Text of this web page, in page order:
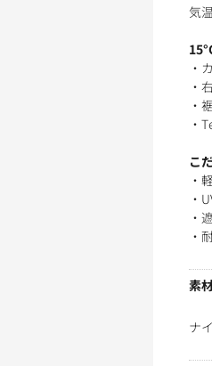
気
・
・
・
・
こ
・
・
・
・
素
ナ